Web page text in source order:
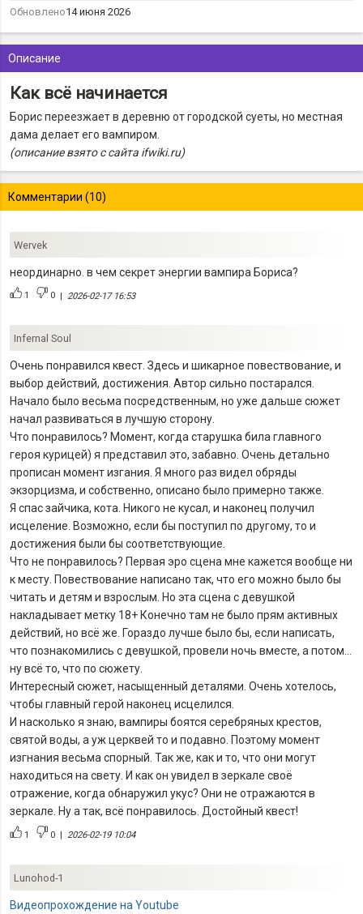
Описание
Как всё начинается
Борис переезжает в деревню от городской суеты, но местная
дама делает его вампиром.
(описание взято с сайта ifwiki.ru)
Комментарии (10)
Wervek
неординарно. в чем секрет энергии вампира Бориса?
1 0 | 2026-02-17 16:53
Infernal Soul
Очень понравился квест. Здесь и шикарное повествование, и
выбор действий, достижения. Автор сильно постарался.
Начало было весьма посредственным, но уже дальше сюжет
начал развиваться в лучшую сторону.
Что понравилось? Момент, когда старушка била главного
героя курицей) я представил это, забавно. Очень детально
прописан момент изгания. Я много раз видел обряды
экзорцизма, и собственно, описано было примерно также.
Я спас зайчика, кота. Никого не кусал, и наконец получил
исцеление. Возможно, если бы поступил по другому, то и
достижения были бы соответствующие.
Что не понравилось? Первая эро сцена мне кажется вообще ни
к месту. Повествование написано так, что его можно было бы
читать и детям и взрослым. Но эта сцена с девушкой
накладывает метку 18+ Конечно там не было прям активных
действий, но всё же. Гораздо лучше было бы, если написать,
что познакомились с девушкой, провели ночь вместе, а потом…
ну всё то, что по сюжету.
Интересный сюжет, насыщенный деталями. Очень хотелось,
чтобы главный герой наконец исцелился.
И насколько я знаю, вампиры боятся серебряных крестов,
святой воды, а уж церквей то и подавно. Поэтому момент
изгнания весьма спорный. Так же, как и то, что они могут
находиться на свету. И как он увидел в зеркале своё
отражение, когда обнаружил укус? Они не отражаются в
зеркале. Ну а так, всё понравилось. Достойный квест!
1 0 |2026-02-19 10:04
Lunohod-1
Видеопрохождение на Youtube
Обновлено14 июня 2026